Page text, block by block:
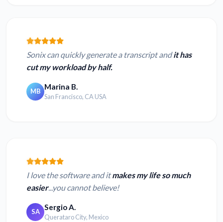
Sonix can quickly generate a transcript andit has
cut my workload by half.
MB Marina B.
San Francisco, CA USA
I love the software and itmakes my life so much
easier...you cannot believe!
SA Sergio A.
Querataro City, Mexico